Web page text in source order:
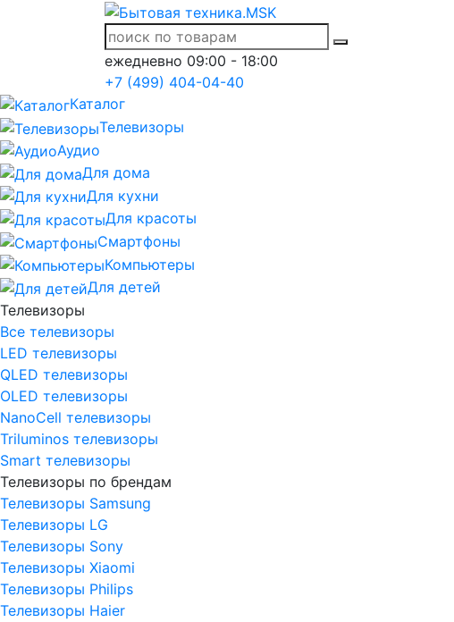
ежедневно 09:00 - 18:00
+7 (499) 404-04-40
Каталог
Телевизоры
Аудио
Для дома
Для кухни
Для красоты
Смартфоны
Компьютеры
Для детей
Телевизоры
Все телевизоры
LED телевизоры
QLED телевизоры
OLED телевизоры
NanoCell телевизоры
Triluminos телевизоры
Smart телевизоры
Телевизоры по брендам
Телевизоры Samsung
Телевизоры LG
Телевизоры Sony
Телевизоры Xiaomi
Телевизоры Philips
Телевизоры Haier